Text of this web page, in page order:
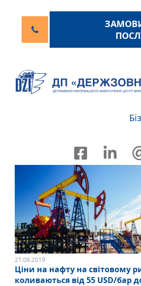
21.08.2019
Ціни на нафту на світовому
коливаються від 55 USD/бар